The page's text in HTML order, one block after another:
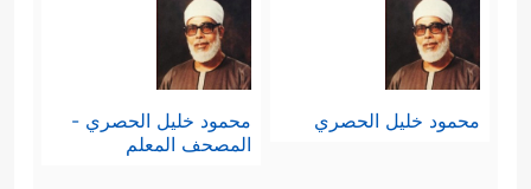
محمود خليل الحصري
محمود خليل الحصري -
المصحف المعلم